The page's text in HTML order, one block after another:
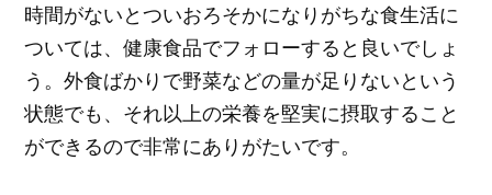
時間がないとついおろそかになりがちな食生活に
ついては、健康食品でフォローすると良いでしょ
う。外食ばかりで野菜などの量が足りないという
状態でも、それ以上の栄養を堅実に摂取すること
ができるので非常にありがたいです。